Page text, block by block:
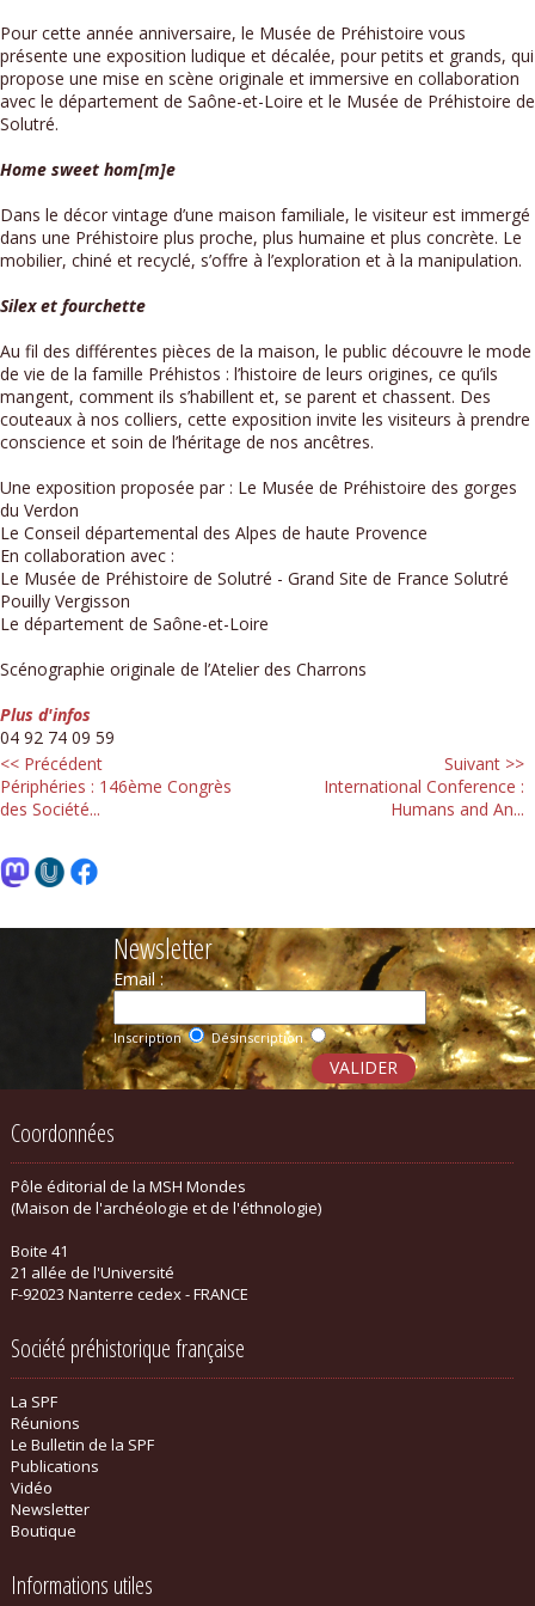
Pour cette année anniversaire, le Musée de Préhistoire vous
présente une exposition ludique et décalée, pour petits et grands, qui
propose une mise en scène originale et immersive en collaboration
avec le département de Saône-et-Loire et le Musée de Préhistoire de
Solutré.
Home sweet hom[m]e
Dans le décor vintage d’une maison familiale, le visiteur est immergé
dans une Préhistoire plus proche, plus humaine et plus concrète. Le
mobilier, chiné et recyclé, s’offre à l’exploration et à la manipulation.
Silex et fourchette
Au fil des différentes pièces de la maison, le public découvre le mode
de vie de la famille Préhistos : l’histoire de leurs origines, ce qu’ils
mangent, comment ils s’habillent et, se parent et chassent. Des
couteaux à nos colliers, cette exposition invite les visiteurs à prendre
conscience et soin de l’héritage de nos ancêtres.
Une exposition proposée par : Le Musée de Préhistoire des gorges
du Verdon
Le Conseil départemental des Alpes de haute Provence
En collaboration avec :
Le Musée de Préhistoire de Solutré - Grand Site de France Solutré
Pouilly Vergisson
Le département de Saône-et-Loire
Scénographie originale de l’Atelier des Charrons
Plus d'infos
04 92 74 09 59
<< Précédent
Périphéries : 146ème Congrès
des Société...
Suivant >>
International Conference :
Humans and An...
Newsletter
Email :
Inscription Désinscription
Coordonnées
Pôle éditorial de la MSH Mondes
(Maison de l'archéologie et de l'éthnologie)
Boite 41
21 allée de l'Université
F-92023 Nanterre cedex - FRANCE
Société préhistorique française
La SPF
Réunions
Le Bulletin de la SPF
Publications
Vidéo
Newsletter
Boutique
Informations utiles